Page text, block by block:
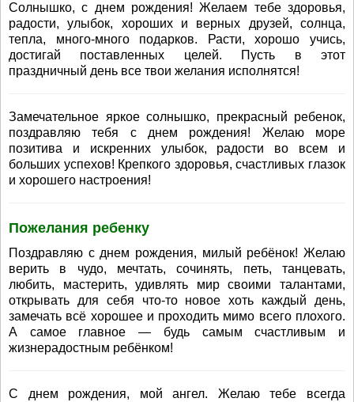
Солнышко, с днем рождения! Желаем тебе здоровья,
радости, улыбок, хороших и верных друзей, солнца,
тепла, много-много подарков. Расти, хорошо учись,
достигай поставленных целей. Пусть в этот
праздничный день все твои желания исполнятся!
Замечательное яркое солнышко, прекрасный ребенок,
поздравляю тебя с днем рождения! Желаю море
позитива и искренних улыбок, радости во всем и
больших успехов! Крепкого здоровья, счастливых глазок
и хорошего настроения!
Пожелания ребенку
Поздравляю с днем рождения, милый ребёнок! Желаю
верить в чудо, мечтать, сочинять, петь, танцевать,
любить, мастерить, удивлять мир своими талантами,
открывать для себя что-то новое хоть каждый день,
замечать всё хорошее и проходить мимо всего плохого.
А самое главное — будь самым счастливым и
жизнерадостным ребёнком!
С днем рождения, мой ангел. Желаю тебе всегда